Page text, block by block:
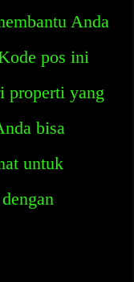
Anda
pos ini
properti yang
bisa
untuk